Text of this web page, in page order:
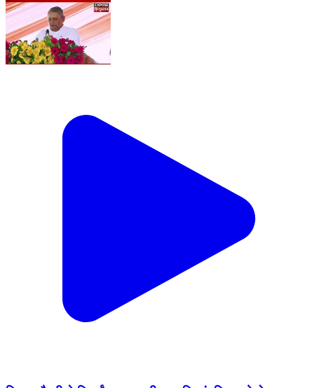
विजय चौधरी ने गिनाईं सरकार की उपलब्धियां, शिक्षा को लेकर
भागलपुर से बड़ा संदेश। देखिए पूरी खबर #Bhagalpur